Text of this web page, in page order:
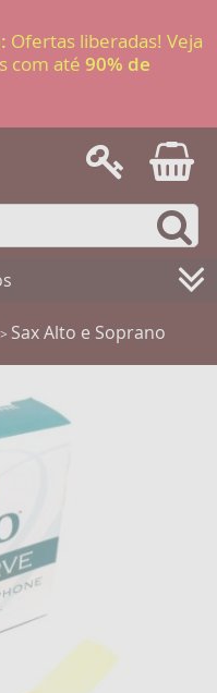
Ofertas liberadas! Veja
com até 90% de
> Sax Alto e Soprano